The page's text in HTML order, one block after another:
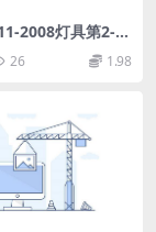
2008灯具第2-1
要求水族箱灯具.r
26 1.98